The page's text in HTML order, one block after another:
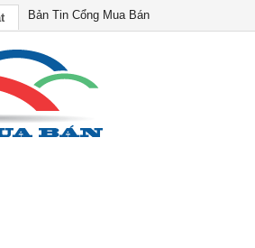
Bản Tin Cổng Mua Bán